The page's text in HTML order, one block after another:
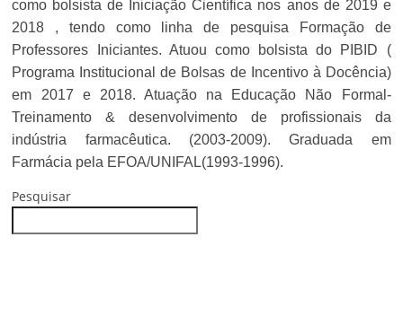
como bolsista de Iniciação Científica nos anos de 2019 e
2018 , tendo como linha de pesquisa Formação de
Professores Iniciantes. Atuou como bolsista do PIBID (
Programa Institucional de Bolsas de Incentivo à Docência)
em 2017 e 2018. Atuação na Educação Não Formal-
Treinamento & desenvolvimento de profissionais da
indústria farmacêutica. (2003-2009). Graduada em
Farmácia pela EFOA/UNIFAL(1993-1996).
Pesquisar